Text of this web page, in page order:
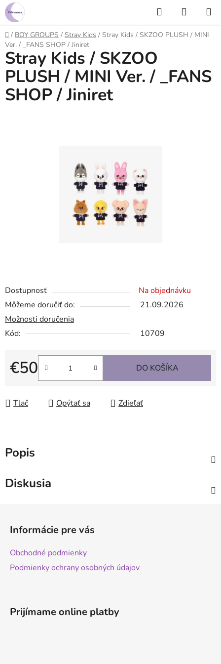
Prejsť
na
obsah
Hľadať
KOŠÍK
Domov
/ BOY GROUPS / Stray Kids / Stray Kids / SKZOO PLUSH / MINI
Ver. / _FANS SHOP / Jiniret
Dostupnosť
Na objednávku
Môžeme doručiť do:
21.09.2026
Možnosti doručenia
Kód:
10709
€50
Jednotková cena:
DO KOŠÍKA
Tlač Opýtať sa Zdieľať
Stray Kids / SKZOO
PLUSH / MINI Ver. / _FANS
SHOP / Jiniret
Popis
Diskusia
Informácie pre vás
Obchodné podmienky
Podmienky ochrany osobných údajov
Prijímame online platby